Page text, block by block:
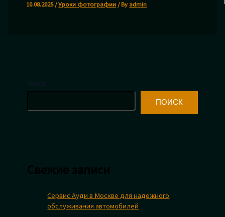
10.08.2025/Уроки фотографии / Byadmin
ПОИСК
Сервис Ауди в Москве для надежного
обслуживания автомобилей